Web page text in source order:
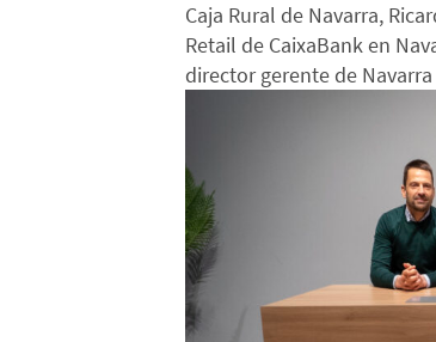
Caja Rural de Navarra,
Retail de CaixaBank en
director gerente de